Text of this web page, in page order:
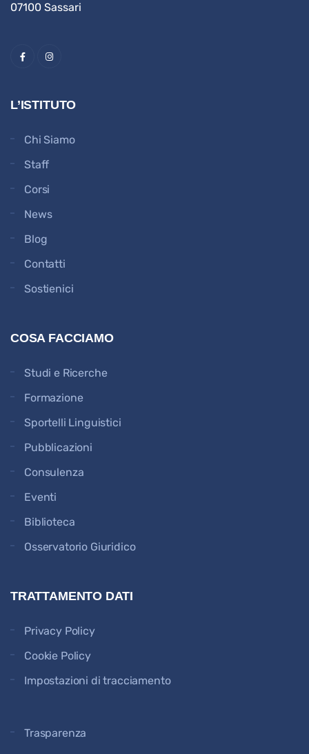
07100 Sassari
L’ISTITUTO
Chi Siamo
Staff
Corsi
News
Blog
Contatti
Sostienici
COSA FACCIAMO
Studi e Ricerche
Formazione
Sportelli Linguistici
Pubblicazioni
Consulenza
Eventi
Biblioteca
Osservatorio Giuridico
TRATTAMENTO DATI
Privacy Policy
Cookie Policy
Impostazioni di tracciamento
Trasparenza